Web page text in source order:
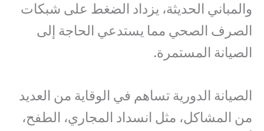
والمباني الحديثة، يزداد الضغط على شبكات
الصرف الصحي مما يستدعي الحاجة إلى
الصيانة المستمرة.
الصيانة الدورية تساهم في الوقاية من العديد
من المشاكل، مثل انسداد المجاري، الطفح،